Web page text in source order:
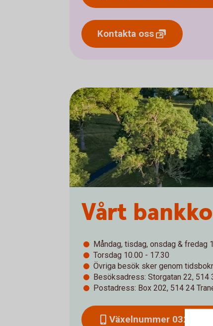
Kontakta oss
Vårt
Måndag, tisdag, onsdag & fredag
Torsdag 10.00 - 17.30
Övriga besök sker genom
Besöksadress: Storgatan 22, 514
Postadress: Box 202, 514 24
Växelnummer 0325 -